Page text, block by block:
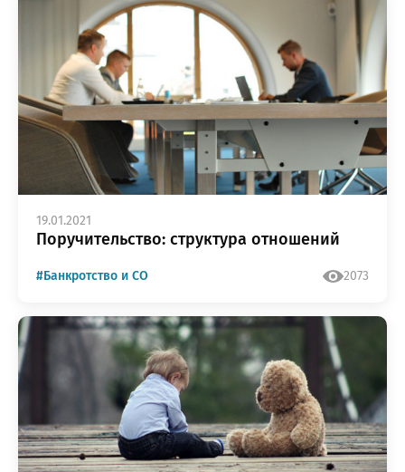
19.01.2021
Поручительство: структура отношений
#Банкротство и СО 2073
с сайтом или
заметили ошибку?